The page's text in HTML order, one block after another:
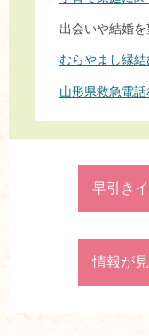
出会いや結婚
むらやまし縁
山形県救急電話
早引き
情報が